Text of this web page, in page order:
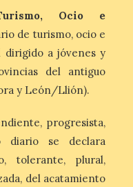
más
las
un 4%
un
para
Ocio e
de turismo, ocio e
dirigido a jóvenes y
del antiguo
y León/Llión).
progresista,
diario se declara
tolerante, plural,
del acatamiento